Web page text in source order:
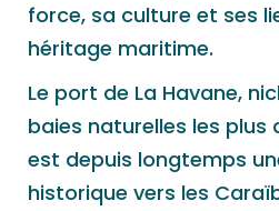
force, sa culture et ses
héritage maritime.
Le port de La Havane,
baies naturelles les plus
est depuis longtemps
historique vers les